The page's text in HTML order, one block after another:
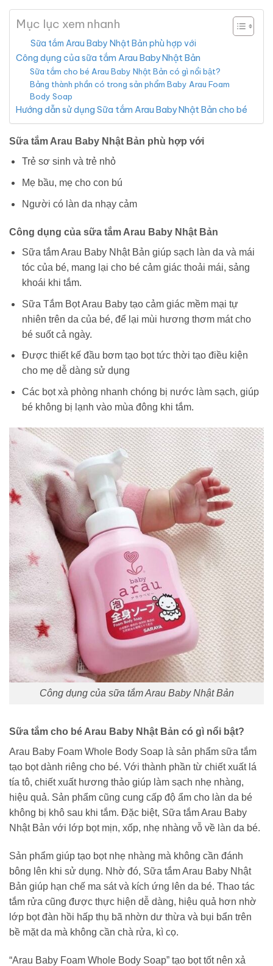
Mục lục xem nhanh
Sữa tắm Arau Baby Nhật Bản phù hợp với
Công dụng của sữa tắm Arau Baby Nhật Bản
Sữa tắm cho bé Arau Baby Nhật Bản có gì nổi bật?
Bảng thành phần có trong sản phẩm Baby Arau Foam
Body Soap
Hướng dẫn sử dụng Sữa tắm Arau Baby Nhật Bản cho bé
Sữa tắm Arau Baby Nhật Bản phù hợp với
Trẻ sơ sinh và trẻ nhỏ
Mẹ bầu, mẹ cho con bú
Người có làn da nhạy cảm
Công dụng của sữa tắm Arau Baby Nhật Bản
Sữa tắm Arau Baby Nhật Bản giúp sạch làn da và mái
tóc của bé, mang lại cho bé cảm giác thoải mái, sảng
khoái khi tắm.
Sữa Tắm Bọt Arau Baby tạo cảm giác mềm mại tự
nhiên trên da của bé, để lại mùi hương thơm mát cho
bé suốt cả ngày.
Được thiết kế đầu bơm tạo bọt tức thời tạo điều kiện
cho mẹ dễ dàng sử dụng
Các bọt xà phòng nhanh chóng bị nước làm sạch, giúp
bé không bị lạnh vào mùa đông khi tắm.
Công dụng của sữa tắm Arau Baby Nhật Bản
Sữa tắm cho bé Arau Baby Nhật Bản có gì nổi bật?
Arau Baby Foam Whole Body Soap là sản phẩm sữa tắm
tạo bọt dành riêng cho bé. Với thành phần từ chiết xuất lá
tía tô, chiết xuất hương thảo giúp làm sạch nhẹ nhàng,
hiệu quả. Sản phẩm cũng cung cấp độ ẩm cho làn da bé
không bị khô sau khi tắm. Đặc biệt, Sữa tắm Arau Baby
Nhật Bản với lớp bọt mịn, xốp, nhẹ nhàng vỗ về làn da bé.
Sản phẩm giúp tạo bọt nhẹ nhàng mà không cần đánh
bông lên khi sử dụng. Nhờ đó, Sữa tắm Arau Baby Nhật
Bản giúp hạn chế ma sát và kích ứng lên da bé. Thao tác
tắm rửa cũng được thực hiện dễ dàng, hiệu quả hơn nhờ
lớp bọt đàn hồi hấp thụ bã nhờn dư thừa và bụi bẩn trên
bề mặt da mà không cần chà rửa, kì cọ.
“Arau Baby Foam Whole Body Soap” tạo bọt tốt nên xả